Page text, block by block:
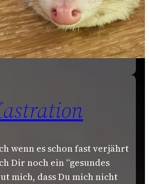
wenn es schon fast verjährt
Dir noch ein “gesundes
mich, dass Du mich nicht